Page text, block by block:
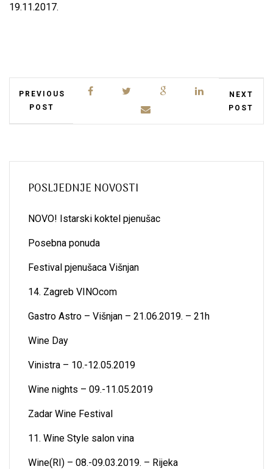
19.11.2017.
PREVIOUS
POST
NEXT
POST
POSLJEDNJE NOVOSTI
NOVO! Istarski koktel pjenušac
Posebna ponuda
Festival pjenušaca Višnjan
14. Zagreb VINOcom
Gastro Astro – Višnjan – 21.06.2019. – 21h
Wine Day
Vinistra – 10.-12.05.2019
Wine nights – 09.-11.05.2019
Zadar Wine Festival
11. Wine Style salon vina
Wine(RI) – 08.-09.03.2019. – Rijeka